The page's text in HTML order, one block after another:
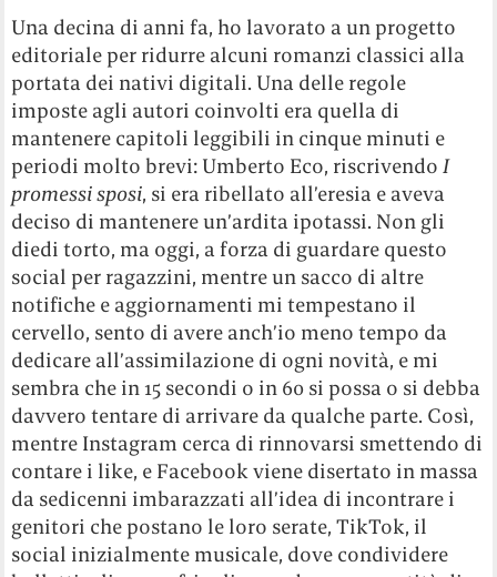
Una decina di anni fa, ho lavorato a un progetto
editoriale per ridurre alcuni romanzi classici alla
portata dei nativi digitali. Una delle regole
imposte agli autori coinvolti era quella di
mantenere capitoli leggibili in cinque minuti e
periodi molto brevi: Umberto Eco, riscrivendo I
promessi sposi, si era ribellato all’eresia e aveva
deciso di mantenere un’ardita ipotassi. Non gli
diedi torto, ma oggi, a forza di guardare questo
social per ragazzini, mentre un sacco di altre
notifiche e aggiornamenti mi tempestano il
cervello, sento di avere anch’io meno tempo da
dedicare all’assimilazione di ogni novità, e mi
sembra che in 15 secondi o in 60 si possa o si debba
davvero tentare di arrivare da qualche parte. Così,
mentre Instagram cerca di rinnovarsi smettendo di
contare i like, e Facebook viene disertato in massa
da sedicenni imbarazzati all’idea di incontrare i
genitori che postano le loro serate, TikTok, il
social inizialmente musicale, dove condividere